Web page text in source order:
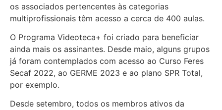
os associados pertencentes às categorias
multiprofissionais têm acesso a cerca de 400 aulas.
O Programa Videoteca+ foi criado para beneficiar
ainda mais os assinantes. Desde maio, alguns grupos
já foram contemplados com acesso ao Curso Feres
Secaf 2022, ao GERME 2023 e ao plano SPR Total,
por exemplo.
Desde setembro, todos os membros ativos da